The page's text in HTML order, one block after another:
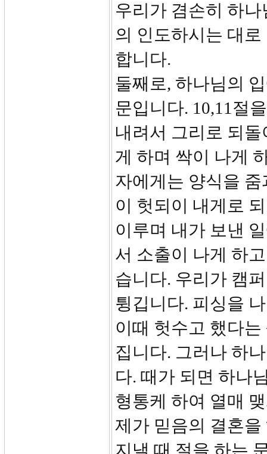
우리가 겸손히 하
의 인도하시는 대
합니다.
둘째로, 하나님의
문입니다. 10,11절
내려서 그리로 되
게 하며 싹이 나게
자에게는 양식을
이 헛되이 내게로
이루며 내가 보낸
서 소출이 나게 하
습니다. 우리가 캠
튕깁니다. 피싱을
이때 헛수고 했다
집니다. 그러나 하
다. 때가 되면 하나
형통케 하여 열매
제가 믿음의 결혼
지낼 때 절을 하는